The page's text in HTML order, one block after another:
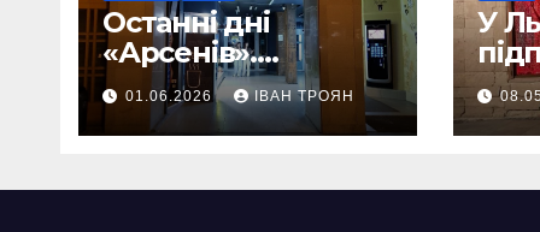
Останні дні
«Арсенів».
Фоторепортаж
01.06.2026 ІВАН ТРОЯН
У